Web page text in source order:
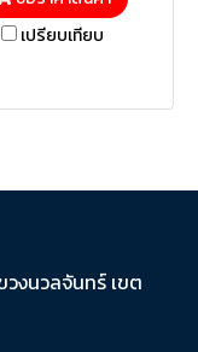
เปรียบเทียบ
ง​นวลจันทร์​ เขต​